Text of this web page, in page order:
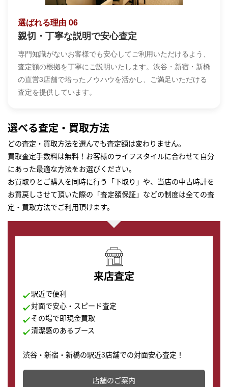
選ばれる理由 06
親切・丁寧な説明で安心査定
専門知識がないお客様でも安心してご利用いただけるよう、
査定額の根拠を丁寧にご説明いたします。渋谷・新宿・新橋
の直営3店舗で培ったノウハウを活かし、ご満足いただける
査定を提供しています。
選べる査定・買取方法
どの査定・買取方法を選んでも査定額は変わりません。
買取査定手数料は無料！お客様のライフスタイルに合わせて自分
にあった最適な方法をお選びください。
お買取りとご購入を同時に行う「下取り」や、当店の中古時計を
お買戻しさせて頂いた際の「査定額保証」などの制度は全ての査
定・買取方法でご利用頂けます。
来店査定
駅近で便利
対面で安心・スピード査定
その場で即現金買取
清潔感のあるブース
渋谷・新宿・新橋の駅近3店舗での対面安心査定！
その場で現金買取致します。渋谷本店では、時計販売の
店舗を併設しており、下取りに出してお得に新しい時計
店舗のご案内